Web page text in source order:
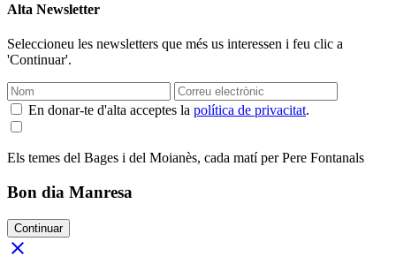
Alta Newsletter
Seleccioneu les newsletters que més us interessen i feu clic a
'Continuar'.
En donar-te d'alta acceptes la política de privacitat.
Els temes del Bages i del Moianès, cada matí per Pere Fontanals
Bon dia Manresa
Continuar
close